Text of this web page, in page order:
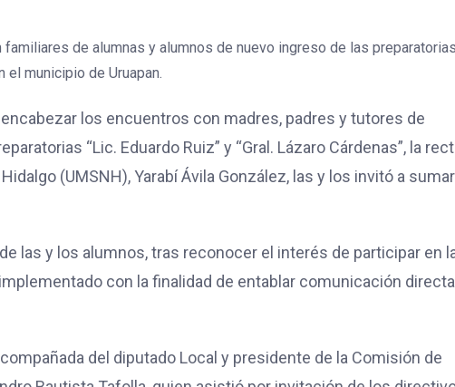
de alumnas y alumnos de nuevo ingreso de las
el municipio de Uruapan.
los encuentros con madres, padres y tutores de
“Lic. Eduardo Ruiz” y “Gral. Lázaro Cárdenas”, la
(UMSNH), Yarabí Ávila González, las y los invitó a
las y los alumnos, tras reconocer el interés de participar en
con la finalidad de entablar comunicación
del diputado Local y presidente de la Comisión de